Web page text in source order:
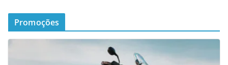
Promoções